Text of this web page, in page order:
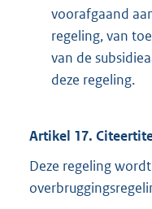
voorafgaand
regeling, van
van de
deze regeling.
Artikel 17.
Deze regeling